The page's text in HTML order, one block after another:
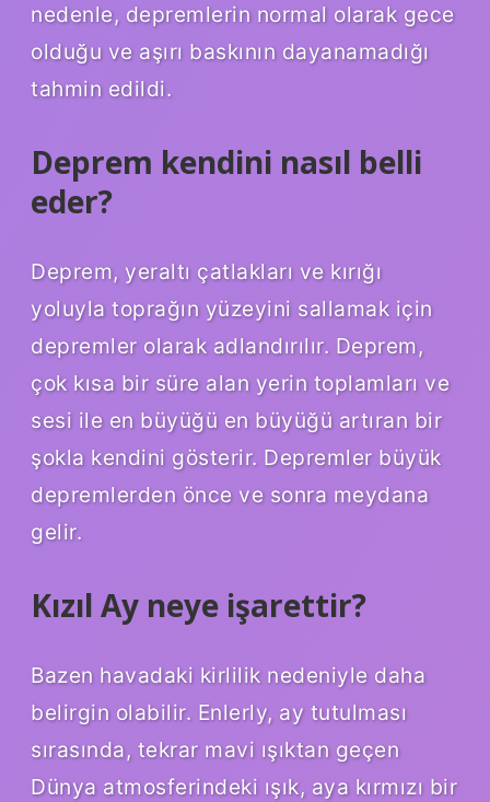
nedenle, depremlerin normal olarak gece
olduğu ve aşırı baskının dayanamadığı
tahmin edildi.
Deprem kendini nasıl belli
eder?
Deprem, yeraltı çatlakları ve kırığı
yoluyla toprağın yüzeyini sallamak için
depremler olarak adlandırılır. Deprem,
çok kısa bir süre alan yerin toplamları ve
sesi ile en büyüğü en büyüğü artıran bir
şokla kendini gösterir. Depremler büyük
depremlerden önce ve sonra meydana
gelir.
Kızıl Ay neye işarettir?
Bazen havadaki kirlilik nedeniyle daha
belirgin olabilir. Enlerly, ay tutulması
sırasında, tekrar mavi ışıktan geçen
Dünya atmosferindeki ışık, aya kırmızı bir